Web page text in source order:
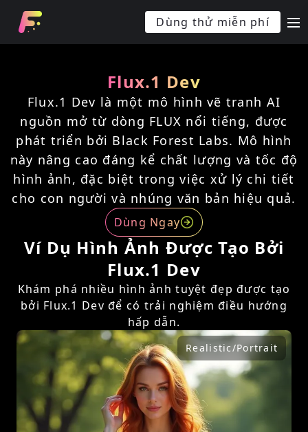
Dùng thử miễn phí
Flux.1 Dev
Flux.1 Dev là một mô hình vẽ tranh AI
nguồn mở từ dòng FLUX nổi tiếng, được
phát triển bởi Black Forest Labs. Mô hình
này nâng cao đáng kể chất lượng và tốc độ
hình ảnh, đặc biệt trong việc xử lý chi tiết
cho con người và nhúng văn bản hiệu quả.
Dùng Ngay
Ví Dụ Hình Ảnh Được Tạo Bởi
Flux.1 Dev
Khám phá nhiều hình ảnh tuyệt đẹp được tạo
bởi Flux.1 Dev để có trải nghiệm điều hướng
hấp dẫn.
Realistic/Portrait